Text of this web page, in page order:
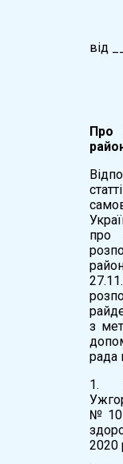
вiд
Про
про
з
рада
1.
№
2020